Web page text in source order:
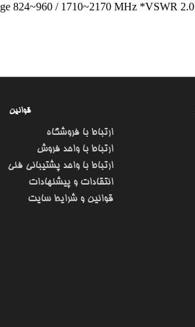
824~960 / 1710~2170 MHz *VSWR
قوانین
ارتباط با فروشگاه
ارتباط با واحد فروش
ارتباط با واحد پشتیبانی فنی
انتقادات و پیشنهادات
قوانین و شرایط سایت